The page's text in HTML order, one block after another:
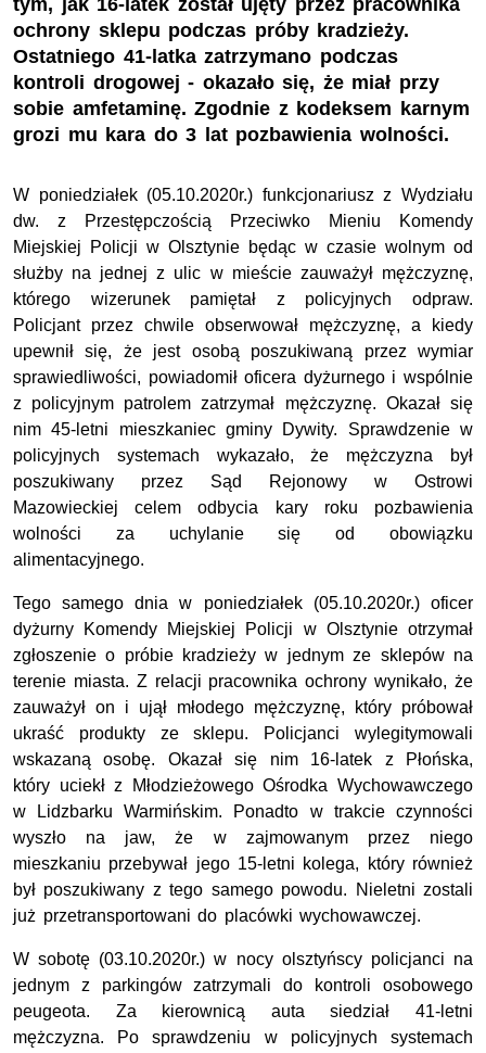
tym, jak 16-latek został ujęty przez pracownika
ochrony sklepu podczas próby kradzieży.
Ostatniego 41-latka zatrzymano podczas
kontroli drogowej - okazało się, że miał przy
sobie amfetaminę. Zgodnie z kodeksem karnym
grozi mu kara do 3 lat pozbawienia wolności.
W poniedziałek (05.10.2020r.) funkcjonariusz z Wydziału
dw. z Przestępczością Przeciwko Mieniu Komendy
Miejskiej Policji w Olsztynie będąc w czasie wolnym od
służby na jednej z ulic w mieście zauważył mężczyznę,
którego wizerunek pamiętał z policyjnych odpraw.
Policjant przez chwile obserwował mężczyznę, a kiedy
upewnił się, że jest osobą poszukiwaną przez wymiar
sprawiedliwości, powiadomił oficera dyżurnego i wspólnie
z policyjnym patrolem zatrzymał mężczyznę. Okazał się
nim 45-letni mieszkaniec gminy Dywity. Sprawdzenie w
policyjnych systemach wykazało, że mężczyzna był
poszukiwany przez Sąd Rejonowy w Ostrowi
Mazowieckiej celem odbycia kary roku pozbawienia
wolności za uchylanie się od obowiązku
alimentacyjnego.
Tego samego dnia w poniedziałek (05.10.2020r.) oficer
dyżurny Komendy Miejskiej Policji w Olsztynie otrzymał
zgłoszenie o próbie kradzieży w jednym ze sklepów na
terenie miasta. Z relacji pracownika ochrony wynikało, że
zauważył on i ujął młodego mężczyznę, który próbował
ukraść produkty ze sklepu. Policjanci wylegitymowali
wskazaną osobę. Okazał się nim 16-latek z Płońska,
który uciekł z Młodzieżowego Ośrodka Wychowawczego
w Lidzbarku Warmińskim. Ponadto w trakcie czynności
wyszło na jaw, że w zajmowanym przez niego
mieszkaniu przebywał jego 15-letni kolega, który również
był poszukiwany z tego samego powodu. Nieletni zostali
już przetransportowani do placówki wychowawczej.
W sobotę (03.10.2020r.) w nocy olsztyńscy policjanci na
jednym z parkingów zatrzymali do kontroli osobowego
peugeota. Za kierownicą auta siedział 41-letni
mężczyzna. Po sprawdzeniu w policyjnych systemach